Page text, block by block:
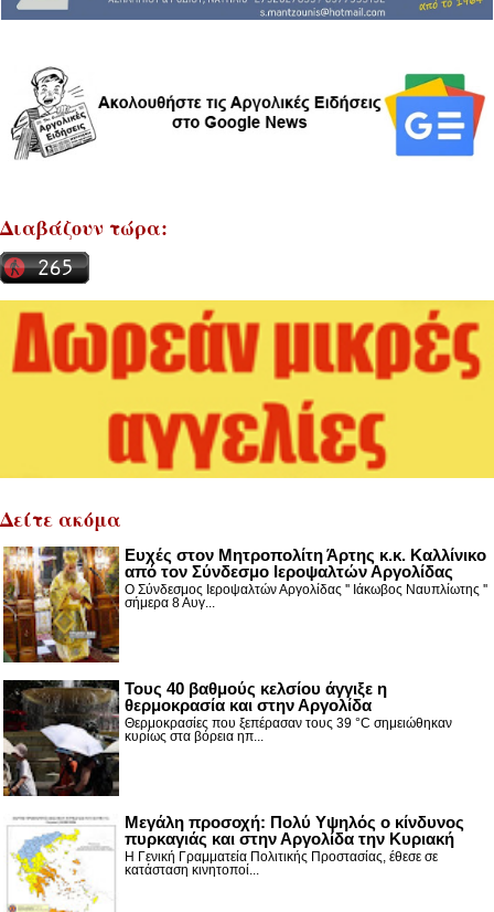
Διαβάζουν τώρα:
Δείτε ακόμα
Ευχές στον Μητροπολίτη Άρτης κ.κ. Καλλίνικο
από τον Σύνδεσμο Ιεροψαλτών Αργολίδας
Ο Σύνδεσμος Ιεροψαλτών Αργολίδας '' Ιάκωβος Ναυπλίωτης ''
σήμερα 8 Αυγ...
Τους 40 βαθμούς κελσίου άγγιξε η
θερμοκρασία και στην Αργολίδα
Θερμοκρασίες που ξεπέρασαν τους 39 °C σημειώθηκαν
κυρίως στα βόρεια ηπ...
Μεγάλη προσοχή: Πολύ Υψηλός ο κίνδυνος
πυρκαγιάς και στην Αργολίδα την Κυριακή
Η Γενική Γραμματεία Πολιτικής Προστασίας, έθεσε σε
κατάσταση κινητοποί...